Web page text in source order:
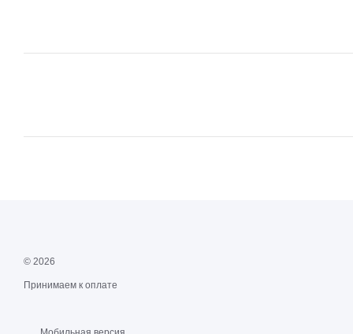
© 2026
Принимаем к оплате